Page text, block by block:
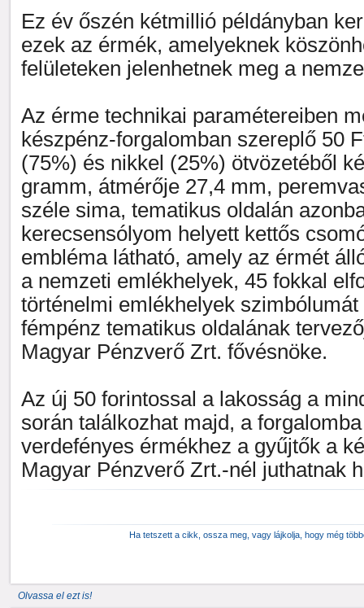
Ez év őszén kétmillió példányban
ezek az érmék, amelyeknek
felületeken jelenhetnek meg a
Az érme technikai paramétereiben
készpénz-forgalomban szereplő 50
(75%) és nikkel (25%) ötvözetéből
gramm, átmérője 27,4 mm,
széle sima, tematikus oldalán
kerecsensólyom helyett kettős
embléma látható, amely az érmét
a nemzeti emlékhelyek, 45 fokkal
történelmi emlékhelyek szimbólumát
fémpénz tematikus oldalának
Magyar Pénzverő Zrt. fővésnöke.
Az új 50 forintossal a lakosság a
során találkozhat majd, a
verdefényes érmékhez a gyűjtők a
Magyar Pénzverő Zrt.-nél juthatnak
Ha tetszett a cikk, ossza meg, vagy lájkolja, hogy még
Olvassa el ezt is!